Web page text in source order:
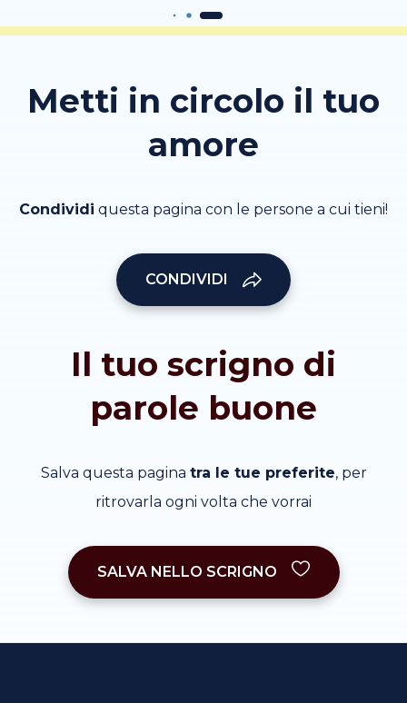
Metti in circolo il tuo
amore
Condividi questa pagina con le persone a cui tieni!
CONDIVIDI
Il tuo scrigno di
parole buone
Salva questa pagina tra le tue preferite, per
ritrovarla ogni volta che vorrai
SALVA NELLO SCRIGNO